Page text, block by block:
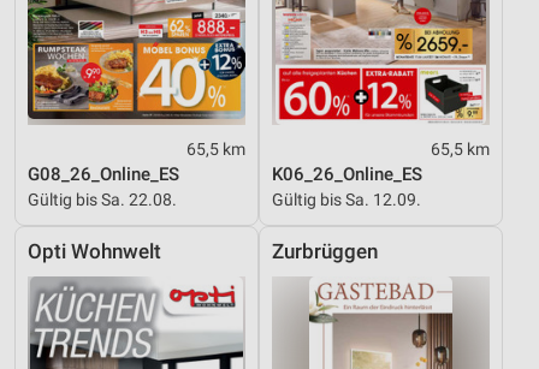
65,5 km
G08_26_Online_ES
Gültig bis Sa. 22.08.
65,5 km
K06_26_Online_ES
Gültig bis Sa. 12.09.
Opti Wohnwelt Zurbrüggen
Notwendig
Performance
Funktional